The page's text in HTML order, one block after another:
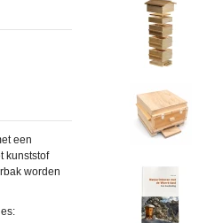
een
kunststof
worden